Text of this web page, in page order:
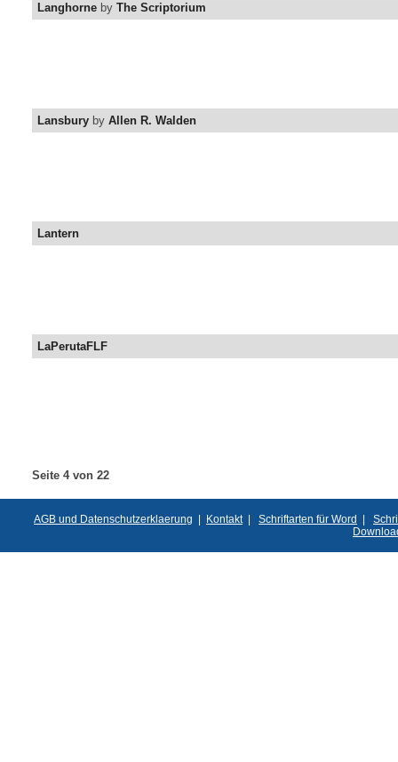
Langhorne by The Scriptorium
Lansbury by Allen R. Walden
Lantern
LaPerutaFLF
Seite 4 von 22
AGB und Datenschutzerklaerung | Kontakt| Schriftarten für Word |